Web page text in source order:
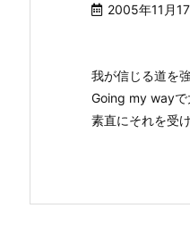
2005年11月
我が信じる道を
Going my wayで
素直にそれを受